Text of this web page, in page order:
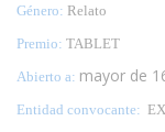
Género: Relato
Premio: TABLET
Abierto a: mayor de
Entidad convocante: